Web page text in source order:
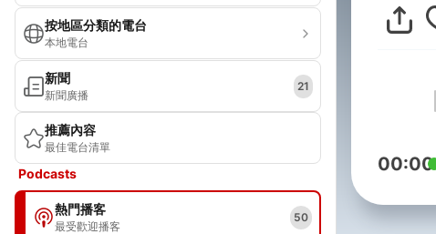
按地區分類的電台
本地電台
新聞
新聞廣播
21
推薦內容
最佳電台清單
Podcasts
熱門播客
最受歡迎播客
50
00:00